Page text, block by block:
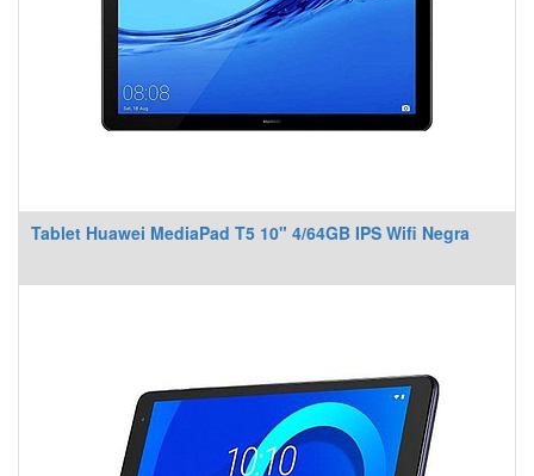
Tablet Huawei MediaPad T5 10" 4/64GB IPS Wifi Negra